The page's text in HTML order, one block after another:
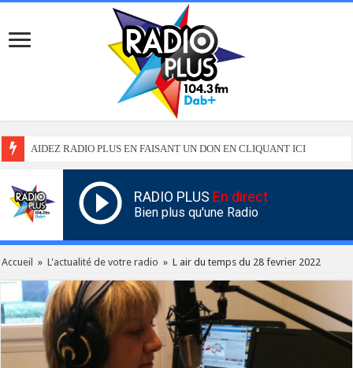
AIDEZ RADIO PLUS EN FAISANT UN DON EN CLIQUANT ICI
RADIO PLUS En direct
Bien plus qu'une Radio
Accueil » L'actualité de votre radio » L air du temps du 28 fevrier 2022